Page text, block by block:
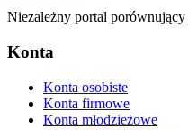
Niezależny portal
Konta
Konta osobiste
Konta firmowe
Konta młodzieżowe